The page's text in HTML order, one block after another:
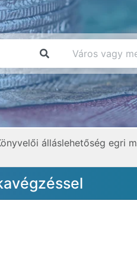
álláslehetőség egri